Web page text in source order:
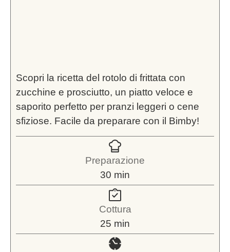
Scopri la ricetta del rotolo di frittata con
zucchine e prosciutto, un piatto veloce e
saporito perfetto per pranzi leggeri o cene
sfiziose. Facile da preparare con il Bimby!
Preparazione
30 minuti
min
Cottura
25 minuti
min